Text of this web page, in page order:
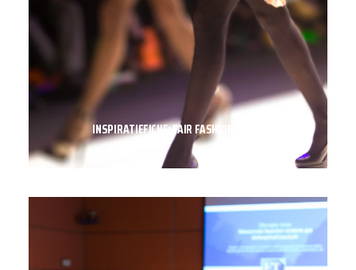
INSPIRATIEFICHE: FAIR FASHION SHOW